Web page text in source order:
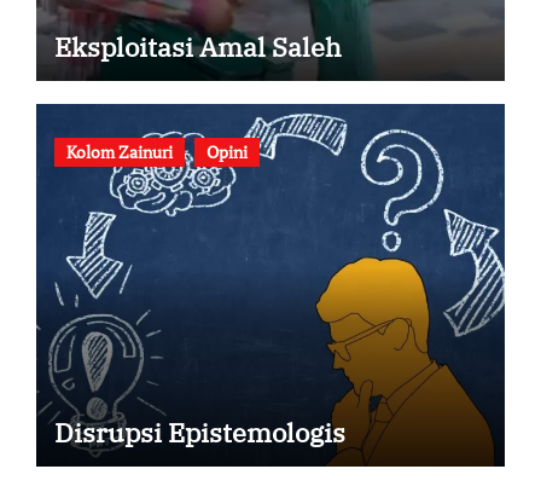
Eksploitasi Amal Saleh
Kolom Zainuri Opini
Disrupsi Epistemologis